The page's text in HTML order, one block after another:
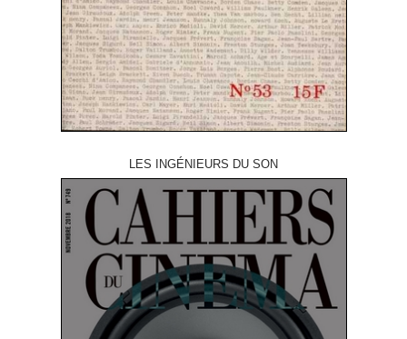
LES INGÉNIEURS DU SON